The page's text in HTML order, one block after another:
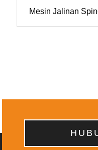
Mesin Jalinan